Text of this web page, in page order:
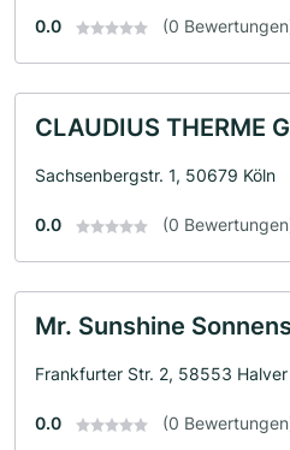
0.0 (0
CLAUDIUS THERME
Sachsenbergstr. 1, 50679 Köln
0.0 (0
Mr. Sunshine
Frankfurter Str. 2, 58553 Halver
0.0 (0